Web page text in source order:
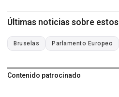
Últimas noticias sobre
Bruselas Parlamento Europeo
Contenido patrocinado